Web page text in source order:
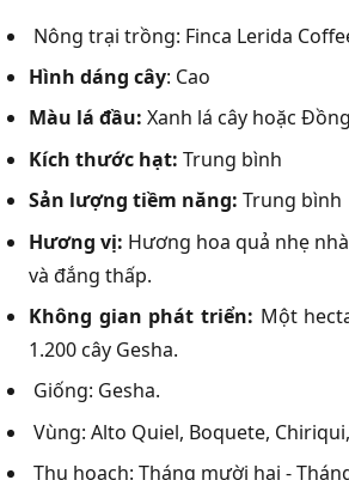
Nông trại trồng: Finca Lerida
Hình dáng cây: Cao
Màu lá đầu: Xanh lá cây hoặc Đồng
Kích thước hạt: Trung bình
Sản lượng tiềm năng: Trung bình
Hương vị: Hương hoa quả nhẹ
và đắng thấp.
Không gian phát triển: Một
1.200 cây Gesha.
Giống: Gesha.
Vùng: Alto Quiel, Boquete,
Thu hoạch: Tháng mười hai -